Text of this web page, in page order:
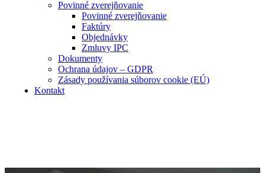
Povinné zverejňovanie
Povinné zverejňovanie
Faktúry
Objednávky
Zmluvy IPC
Dokumenty
Ochrana údajov – GDPR
Zásady používania súborov cookie (EÚ)
Kontakt